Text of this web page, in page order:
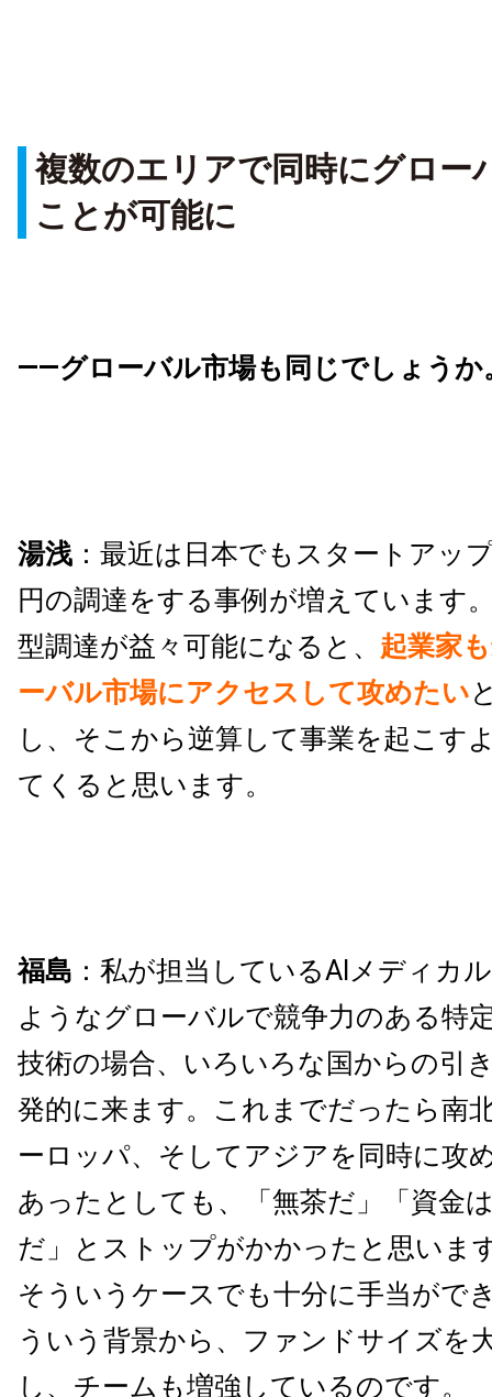
複数のエリアで同時にグロー
ことが可能に
――グローバル市場も同じでしょうか
湯浅 ：最近は日本でもスタートアッ
円の調達をする事例が増えています
型調達が益々可能になると、 起業家
ーバル市場にアクセスして攻めたい
し、そこから逆算して事業を起こす
てくると思います。
福島 ：私が担当しているAIメディカ
ようなグローバルで競争力のある特
技術の場合、いろいろな国からの引
発的に来ます。これまでだったら南
ーロッパ、そしてアジアを同時に攻
あったとしても、「無茶だ」「資金
だ」とストップがかかったと思いま
そういうケースでも十分に手当がで
ういう背景から、ファンドサイズを
し、チームも増強しているのです。